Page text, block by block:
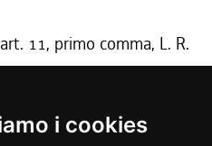
i cookies
11, primo comma, L. R.
180, comma 1, L. R.